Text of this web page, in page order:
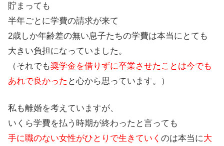
貯まっても
半年ごとに学費の請求が来て
2歳しか年齢差の無い息子たちの学費は本当にとても
大きい負担になっていました。
（それでも奨学金を借りずに卒業させたことは今でも
あれで良かった と心から思っています。）
私も離婚を考えていますが、
いくら学費を払う時期が終わったと言っても
手に職のない女性がひとりで生きていく のは本当に大